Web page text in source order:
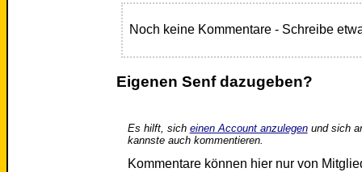
Noch keine Kommentare - Schreibe
Eigenen Senf dazugeben?
Es hilft, sich einen Account anzulegenund sich
kannste auch kommentieren.
Kommentare können hier nur von